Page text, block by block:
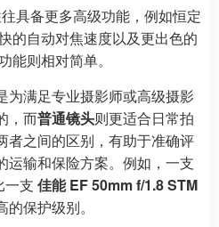
具备更多高级功能，例如恒定
的自动对焦速度以及更出色的
能则相对简单。
为满足专业摄影师或高级摄影
，而普通镜头则更适合日常拍
者之间的区别，有助于准确评
运输和保险方案。例如，一支
一支 佳能 EF 50mm f/1.8 STM
保护级别。